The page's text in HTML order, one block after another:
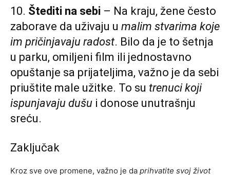
10. Štediti na sebi – Na kraju, žene često
zaborave da uživaju u malim stvarima koje
im pričinjavaju radost. Bilo da je to šetnja
u parku, omiljeni film ili jednostavno
opuštanje sa prijateljima, važno je da sebi
priuštite male užitke. To su trenuci koji
ispunjavaju dušu i donose unutrašnju
sreću.
Zaključak
Kroz sve ove promene, važno je da prihvatite svoj život